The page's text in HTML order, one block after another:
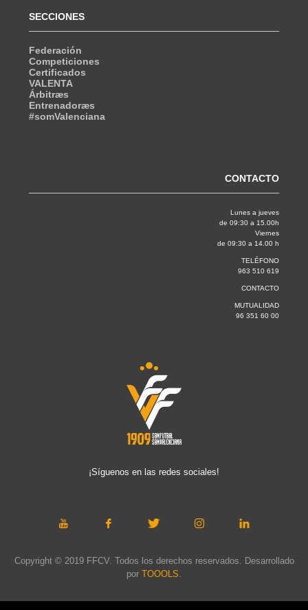
SECCIONES
Federación
Competiciones
Certificados
VALENTA
Árbitræs
Entrenadoræs
#somValenciana
CONTACTO
Lunes a jueves
de 09:30 a 15.00h
Viernes
de 09:30 a 14.00 h
TELÉFONO
963 510 619
CONTACTO
MUTUALIDAD
96 351 60 00
¡Síguenos en las redes sociales!
Copyright © 2019 FFCV. Todos los derechos reservados. Desarrollado
por TOOOLS.